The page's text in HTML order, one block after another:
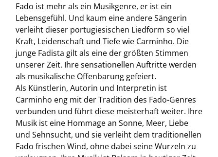
Fado ist mehr als ein Musikgenre, er ist ein
Lebensgefühl. Und kaum eine andere Sängerin
verleiht dieser portugiesischen Liedform so viel
Kraft, Leidenschaft und Tiefe wie Carminho. Die
junge Fadista gilt als eine der größten Stimmen
unserer Zeit. Ihre sensationellen Auftritte werden
als musikalische Offenbarung gefeiert.
Als Künstlerin, Autorin und Interpretin ist
Carminho eng mit der Tradition des Fado-Genres
verbunden und führt diese meisterhaft weiter. Ihre
Musik ist eine Hommage an Sonne, Meer, Liebe
und Sehnsucht, und sie verleiht dem traditionellen
Fado frischen Wind, ohne dabei seine Wurzeln zu